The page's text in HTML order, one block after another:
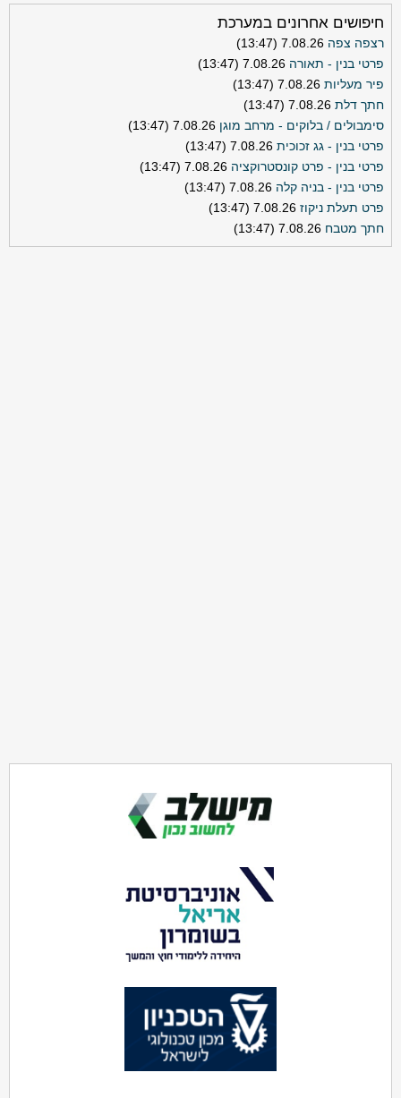
חיפושים אחרונים במערכת
רצפה צפה 7.08.26 (13:47)
פרטי בנין - תאורה 7.08.26 (13:47)
פיר מעליות 7.08.26 (13:47)
חתך דלת 7.08.26 (13:47)
סימבולים / בלוקים - מרחב מוגן 7.08.26 (13:47)
פרטי בנין - גג זכוכית 7.08.26 (13:47)
פרטי בנין - פרט קונסטרוקציה 7.08.26 (13:47)
פרטי בנין - בניה קלה 7.08.26 (13:47)
פרט תעלת ניקוז 7.08.26 (13:47)
חתך מטבח 7.08.26 (13:47)